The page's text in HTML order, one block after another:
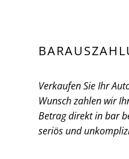
Verkaufen Sie Ihr
Wunsch zahlen wir
Betrag direkt in bar
seriös und